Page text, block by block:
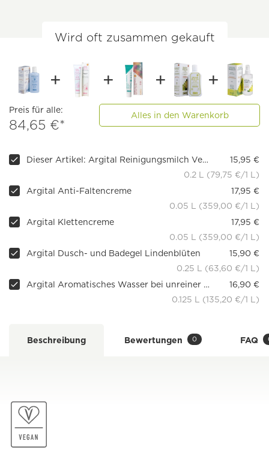
Wird oft zusammen gekauft
Preis für alle:
84,65 €*
Alles in den Warenkorb
Dieser Artikel: Argital Reinigungsmilch Vegetalatte
15,95 €
0.2 L (79,75 €/1 L)
Argital Anti-Faltencreme
17,95 €
0.05 L (359,00 €/1 L)
Argital Klettencreme
17,95 €
0.05 L (359,00 €/1 L)
Argital Dusch- und Badegel Lindenblüten
15,90 €
0.25 L (63,60 €/1 L)
Argital Aromatisches Wasser bei unreiner Haut
16,90 €
0.125 L (135,20 €/1 L)
Beschreibung Bewertungen 0 FAQ